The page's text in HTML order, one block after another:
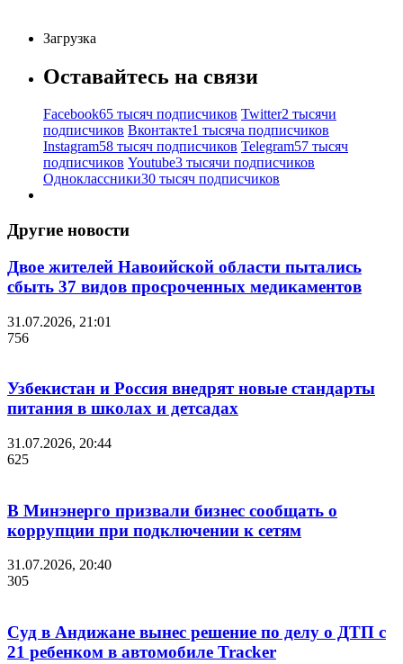
Загрузка
Оставайтесь на связи
Facebook65 тысяч подписчиков Twitter2 тысячи
подписчиков Вконтакте1 тысяча подписчиков
Instagram58 тысяч подписчиков Telegram57 тысяч
подписчиков Youtube3 тысячи подписчиков
Одноклассники30 тысяч подписчиков
Другие новости
Двое жителей Навоийской области пытались
сбыть 37 видов просроченных медикаментов
31.07.2026, 21:01
756
Узбекистан и Россия внедрят новые стандарты
питания в школах и детсадах
31.07.2026, 20:44
625
В Минэнерго призвали бизнес сообщать о
коррупции при подключении к сетям
31.07.2026, 20:40
305
Суд в Андижане вынес решение по делу о ДТП с
21 ребенком в автомобиле Tracker